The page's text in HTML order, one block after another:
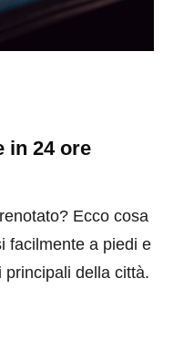
in 24 ore
Ecco cosa
facilmente a piedi e
della città.